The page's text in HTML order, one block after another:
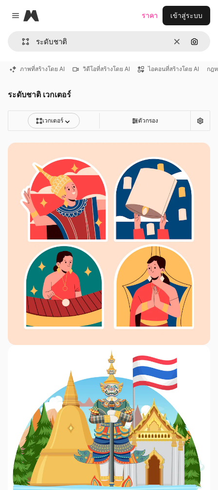
Close menu
Magnific
ชัดเจนค้นหา
ราคา เข้าสู่ระบบ
ภาพที่สร้างโดย AI วิดีโอที่สร้างโดย AI ไอคอนที่สร้างโดย AI กฎ
ระดับชาติ เวกเตอร์
เวกเตอร์ ตัวกรอง